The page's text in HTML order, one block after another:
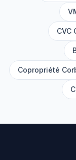
CVC
Copropriété